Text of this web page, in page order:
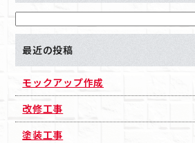
最近の投稿
モックアップ作成
改修工事
塗装工事